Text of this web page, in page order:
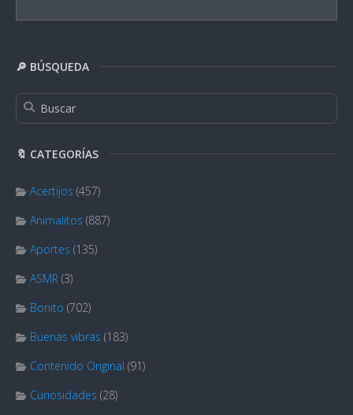
🔎 BÚSQUEDA
🔖 CATEGORÍAS
Acertijos (457)
Animalitos (887)
Aportes (135)
ASMR (3)
Bonito (702)
Buenas vibras (183)
Contenido Original (91)
Curiosidades (28)